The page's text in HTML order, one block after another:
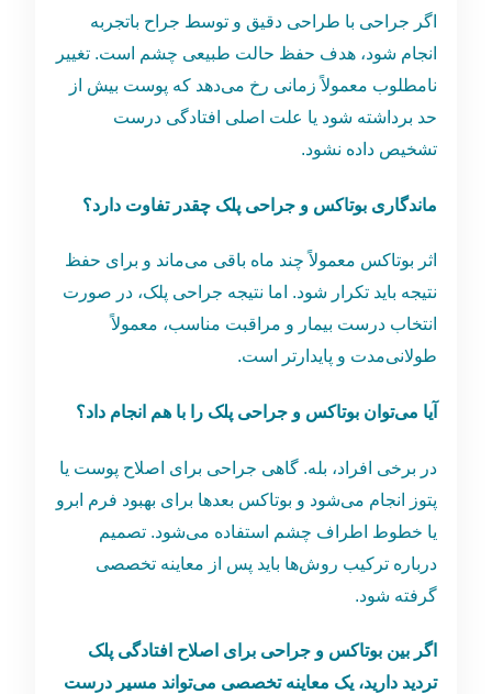
اگر جراحی با طراحی دقیق و توسط جراح باتجربه
انجام شود، هدف حفظ حالت طبیعی چشم است. تغییر
نامطلوب معمولاً زمانی رخ می‌دهد که پوست بیش از
حد برداشته شود یا علت اصلی افتادگی درست
تشخیص داده نشود.
ماندگاری بوتاکس و جراحی پلک چقدر تفاوت دارد؟
اثر بوتاکس معمولاً چند ماه باقی می‌ماند و برای حفظ
نتیجه باید تکرار شود. اما نتیجه جراحی پلک، در صورت
انتخاب درست بیمار و مراقبت مناسب، معمولاً
طولانی‌مدت و پایدارتر است.
آیا می‌توان بوتاکس و جراحی پلک را با هم انجام داد؟
در برخی افراد، بله. گاهی جراحی برای اصلاح پوست یا
پتوز انجام می‌شود و بوتاکس بعدها برای بهبود فرم ابرو
یا خطوط اطراف چشم استفاده می‌شود. تصمیم
درباره ترکیب روش‌ها باید پس از معاینه تخصصی
گرفته شود.
اگر بین بوتاکس و جراحی برای اصلاح افتادگی پلک
تردید دارید، یک معاینه تخصصی می‌تواند مسیر درست